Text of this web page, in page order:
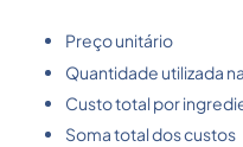
Preço unitário
Quantidade utilizada
Custo total por
Soma total dos custos